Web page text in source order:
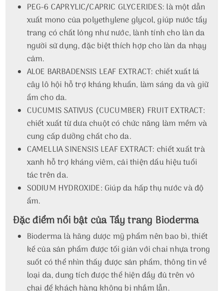
PEG-6 CAPRYLIC/CAPRIC GLYCERIDES: là một dẫn
xuất mono của polyethylene glycol, giúp nước tẩy
trang có chất lỏng như nước, lành tính cho làn da
người sử dụng, đặc biệt thích hợp cho làn da nhạy
cảm.
ALOE BARBADENSIS LEAF EXTRACT: chiết xuất lá
cây lô hội hỗ trợ kháng khuẩn, làm sáng da và giữ
ẩm cho da.
CUCUMIS SATIVUS (CUCUMBER) FRUIT EXTRACT:
chiết xuất từ dưa chuột có chức năng làm mềm và
cung cấp dưỡng chất cho da.
CAMELLIA SINENSIS LEAF EXTRACT: chiết xuất trà
xanh hỗ trợ kháng viêm, cải thiện dấu hiệu tuổi
tác trên da.
SODIUM HYDROXIDE: Giúp da hấp thụ nước và độ
ẩm.
Đặc điểm nổi bật của Tẩy trang Bioderma
Bioderma là hãng dược mỹ phẩm nên bao bì, thiết
kế của sản phẩm được tối giản với chai nhựa trong
suốt có thể nhìn thấy được sản phẩm, thông tin về
loại da, dung tích được thể hiện đầy đủ trên vỏ
chai để khách hàng không bị nhầm lẫn.